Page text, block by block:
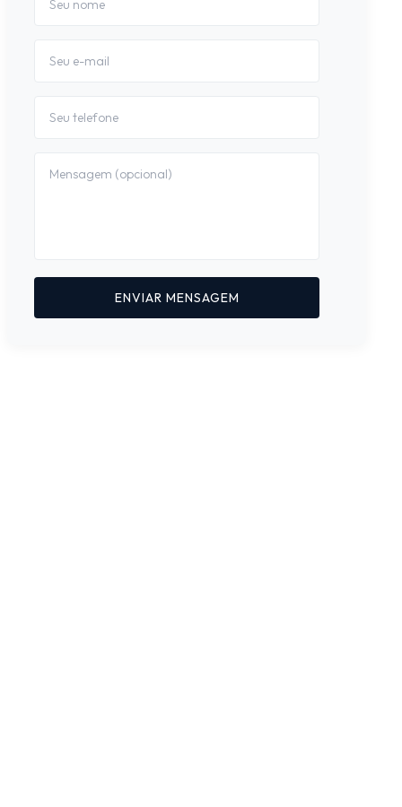
ENVIAR MENSAGEM